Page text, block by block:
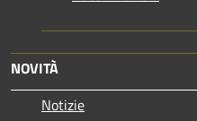
NOVITÀ
Notizie